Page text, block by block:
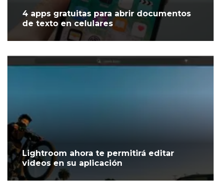
4 apps gratuitas para abrir documentos
de texto en celulares
Lightroom ahora te permitirá editar
videos en su aplicación